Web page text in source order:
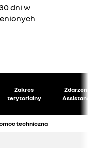
dni w
Zakres
terytorialny
Zdarzenie
Assistance
techniczna